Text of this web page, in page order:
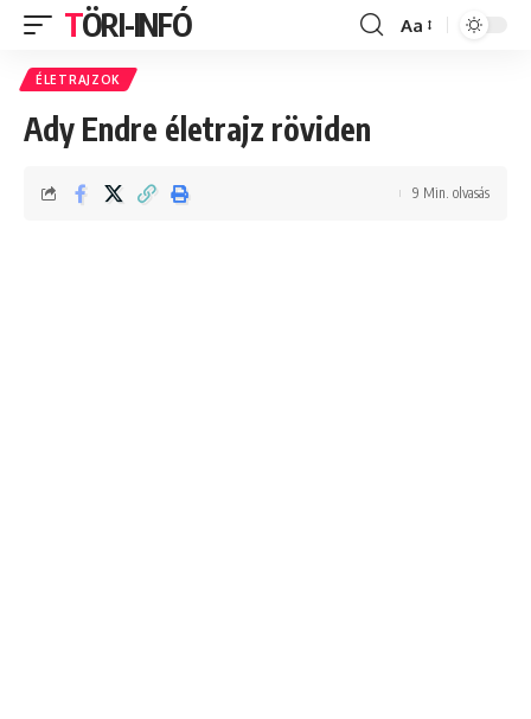
TÖRI-INFÓ
Font
Aa
ÉLETRAJZOK
Ady Endre életrajz röviden
9 Min. olvasás